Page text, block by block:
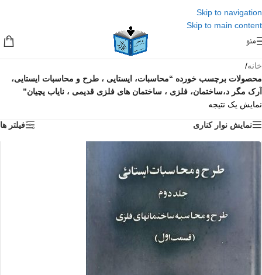
Skip to navigation
Skip to main content
منو
خانه/
محصولات برچسب خورده “محاسبات، ایستایی ، طرح و محاسبات ایستایی،
آرک مگر د،ساختمان، فلزی ، ساختمان های فلزی قدیمی ، نایاب یچیان”
نمایش یک نتیجه
نمایش نوار کناری فیلتر ها